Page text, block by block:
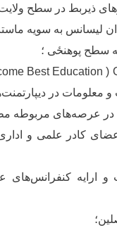
ذیربط در سطح
لیسانس به سویه
به سطح پوهنځی ؛
Best Education )
و معلومات در
در عرصه‌های مربوطه
کادر علمی و
و ارایه